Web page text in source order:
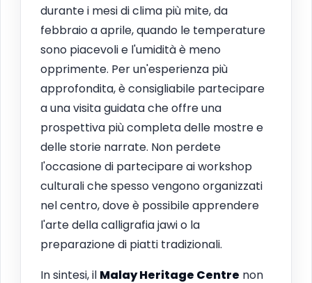
durante i mesi di clima più mite, da
febbraio a aprile, quando le temperature
sono piacevoli e l'umidità è meno
opprimente. Per un'esperienza più
approfondita, è consigliabile partecipare
a una visita guidata che offre una
prospettiva più completa delle mostre e
delle storie narrate. Non perdete
l'occasione di partecipare ai workshop
culturali che spesso vengono organizzati
nel centro, dove è possibile apprendere
l'arte della calligrafia jawi o la
preparazione di piatti tradizionali.
In sintesi, il Malay Heritage Centre non